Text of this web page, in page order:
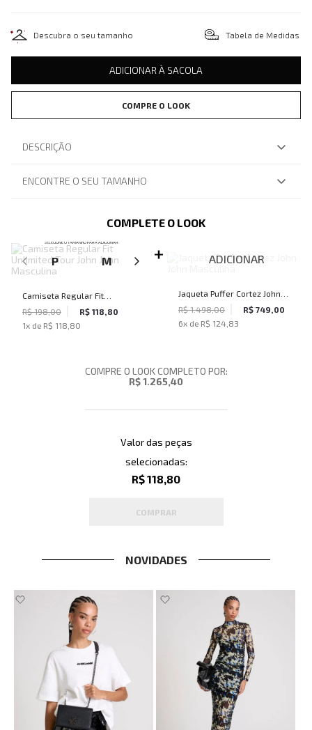
Descubra o seu tamanho Tabela de Medidas
ADICIONAR À SACOLA
COMPRE O LOOK
DESCRIÇÃO
ENCONTRE O SEU TAMANHO
COMPLETE O LOOK
SELECIONE O TAMANHO PARA ADICIONAR
P M G GG
Camiseta Regular Fit
Unlimited Tour John John
Masculina
R$ 198,00
R$ 118,80
1x de R$ 118,80
ADICIONAR
Jaqueta Puffer Cortez John
John Masculina
R$ 1.498,00
R$ 749,00
6x de R$ 124,83
COMPRE O LOOK COMPLETO POR:
R$ 1.265,40
Valor das peças
selecionadas:
R$ 118,80
COMPRAR
NOVIDADES